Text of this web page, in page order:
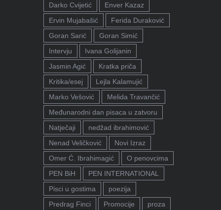
Darko Cvijetić
Enver Kazaz
Ervin Mujabašić
Ferida Duraković
Goran Sarić
Goran Simić
Intervju
Ivana Golijanin
Jasmin Agić
Kratka priča
Kritika/esej
Lejla Kalamujić
Marko Vešović
Melida Travančić
Međunarodni dan pisaca u zatvoru
Natječaji
nedžad ibrahimović
Nenad Veličković
Novi Izraz
Omer Ć. Ibrahimagić
O penovcima
PEN BiH
PEN INTERNATIONAL
Pisci u gostima
poezija
Predrag Finci
Promocije
proza